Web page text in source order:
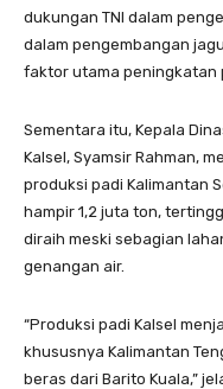
dukungan TNI dalam
dalam pengembangan
faktor utama peningkatan
Sementara itu, Kepala
Kalsel, Syamsir Rahman,
produksi padi Kalimantan
hampir 1,2 juta ton,
diraih meski sebagian
genangan air.
“Produksi padi Kalsel
khususnya Kalimantan
beras dari Barito Kuala,”